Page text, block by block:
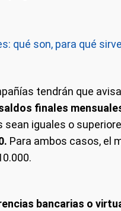
qué son, para qué
tendrán que
finales
iguales o
Para ambos casos, el
bancarias o